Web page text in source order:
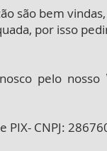
são bem
por isso
pelo nosso
PIX- CNPJ: